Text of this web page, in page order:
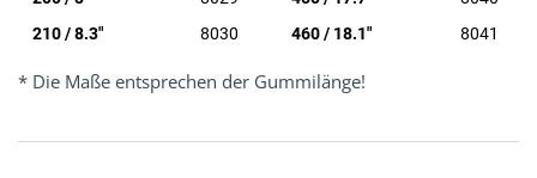
210 / 8.3"
8030 460 / 18.1" 8041
* Die Maße entsprechen der Gummilänge!